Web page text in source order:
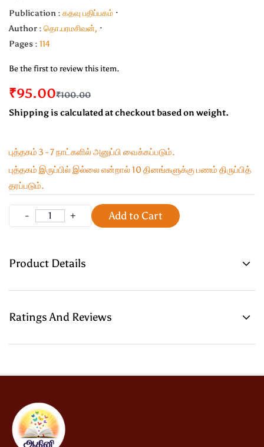
Publication : கதவு பதிப்பகம்
Author : தொ.பரமசிவன்,
Pages : 114
Be the first to review this item.
₹95.00₹100.00
Shipping is calculated at checkout based on weight.
புத்தகம் 3 - 7 நாட்களில் அனுப்பி வைக்கப்படும்.
புத்தகம் இருப்பில் இல்லை என்றால் 10 தினங்களுக்கு பணம் திருப்பித்
தரப்படும்.
Add to Cart
Product Details
Ratings And Reviews